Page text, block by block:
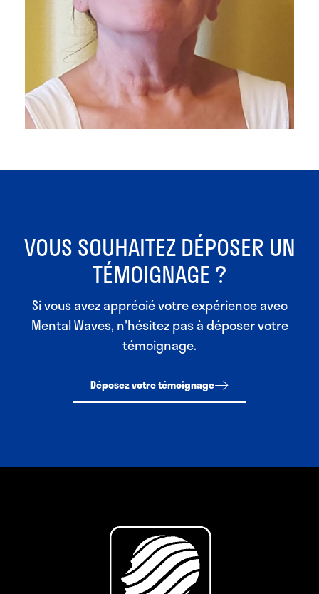
VOUS SOUHAITEZ DÉPOSER UN
TÉMOIGNAGE ?
Si vous avez apprécié votre expérience avec
Mental Waves, n'hésitez pas à déposer votre
témoignage.
Déposez votre témoignage